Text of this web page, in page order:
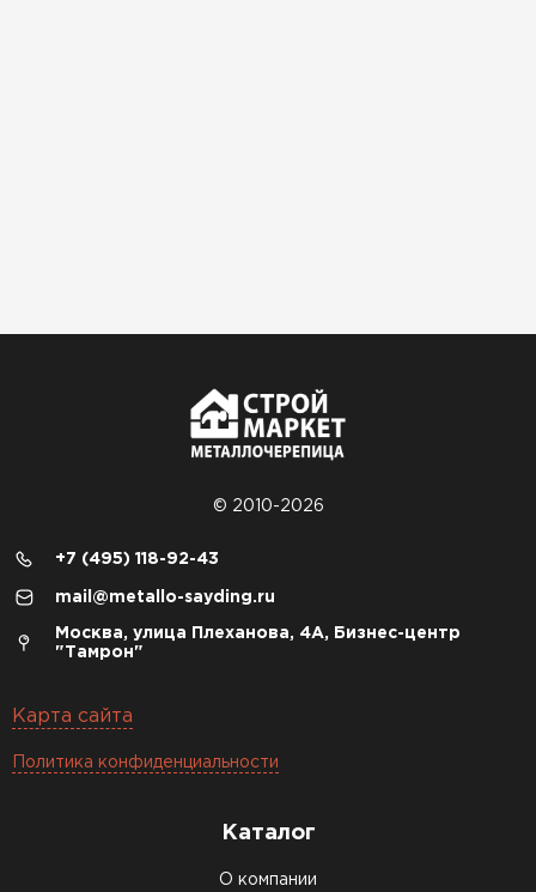
© 2010-2026
+7 (495) 118-92-43
mail@metallo-sayding.ru
Москва, улица Плеханова, 4А, Бизнес-центр
"Тамрон"
Карта сайта
Политика конфиденциальности
Каталог
О компании